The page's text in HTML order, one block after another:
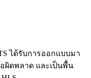
ได้รับการออกแบบมา
ผิดพลาด และเป็นพื้น